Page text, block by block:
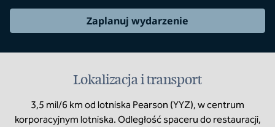
Zaplanuj wydarzenie
Lokalizacja i transport
3,5 mil/6 km od lotniska Pearson (YYZ), w centrum
korporacyjnym lotniska. Odległość spaceru do restauracji,